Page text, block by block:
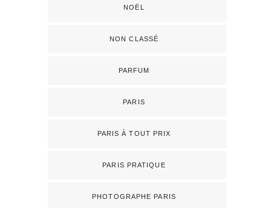
NOËL
NON CLASSÉ
PARFUM
PARIS
PARIS À TOUT PRIX
PARIS PRATIQUE
PHOTOGRAPHE PARIS